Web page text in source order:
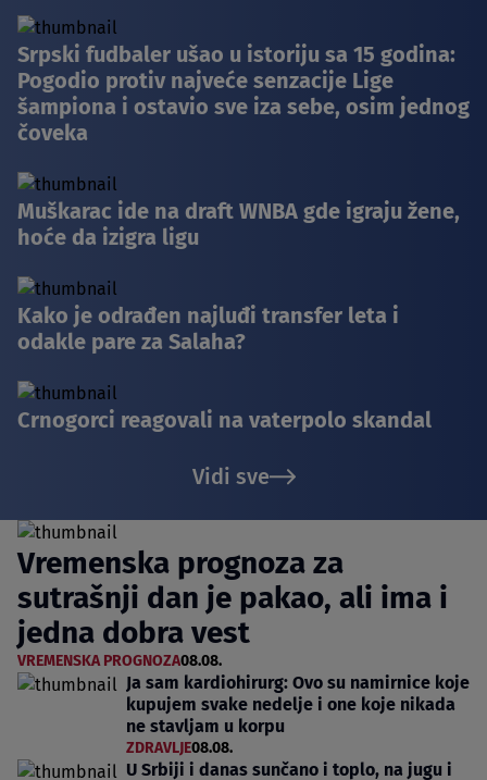
Srpski fudbaler ušao u istoriju sa 15 godina:
Pogodio protiv najveće senzacije Lige
šampiona i ostavio sve iza sebe, osim jednog
čoveka
Muškarac ide na draft WNBA gde igraju žene,
hoće da izigra ligu
Kako je odrađen najluđi transfer leta i
odakle pare za Salaha?
Crnogorci reagovali na vaterpolo skandal
Vidi sve
Vremenska prognoza za
sutrašnji dan je pakao, ali ima i
jedna dobra vest
VREMENSKA PROGNOZA08.08.
Ja sam kardiohirurg: Ovo su namirnice koje
kupujem svake nedelje i one koje nikada
ne stavljam u korpu
ZDRAVLJE08.08.
U Srbiji i danas sunčano i toplo, na jugu i